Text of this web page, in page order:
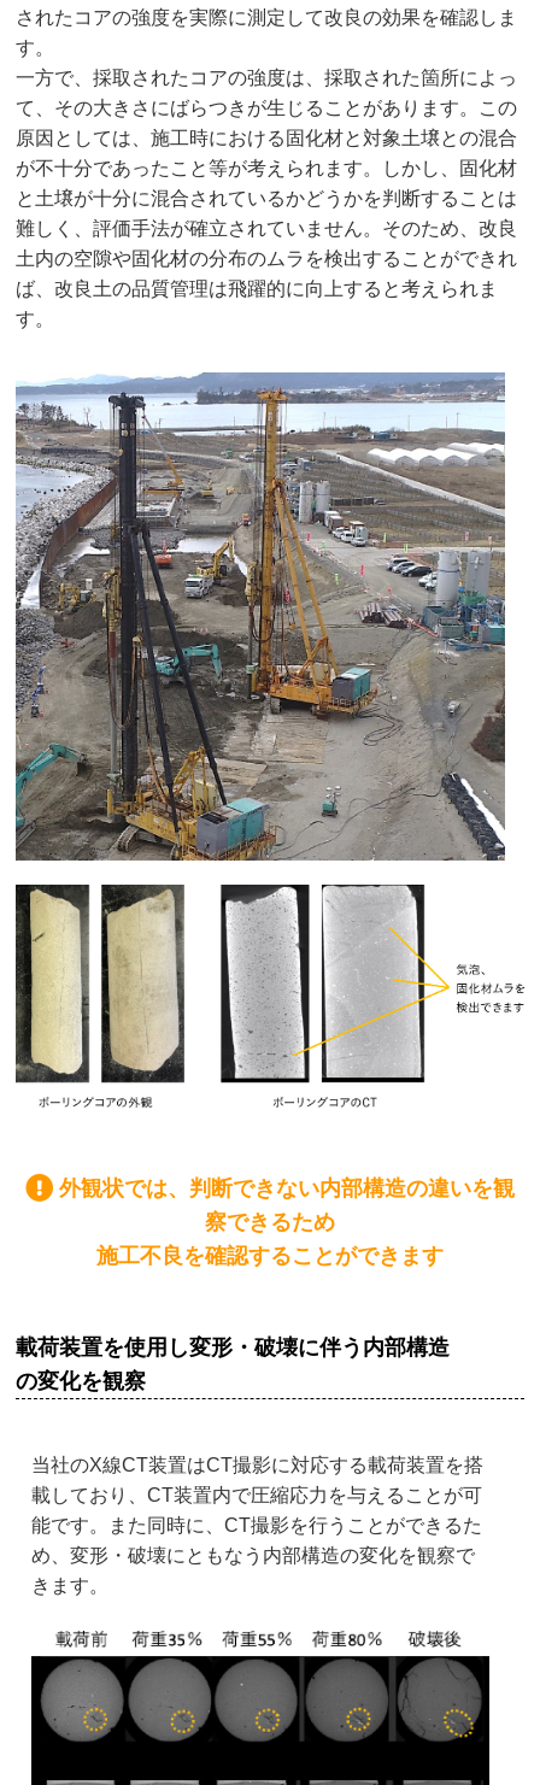
されたコアの強度を実際に測定して改良の効果を確認しま
す。
一方で、採取されたコアの強度は、採取された箇所によっ
て、その大きさにばらつきが生じることがあります。この
原因としては、施工時における固化材と対象土壌との混合
が不十分であったこと等が考えられます。しかし、固化材
と土壌が十分に混合されているかどうかを判断することは
難しく、評価手法が確立されていません。そのため、改良
土内の空隙や固化材の分布のムラを検出することができれ
ば、改良土の品質管理は飛躍的に向上すると考えられま
す。
外観状では、判断できない内部構造の違いを観
察できるため
施工不良を確認することができます
載荷装置を使用し変形・破壊に伴う内部構造
の変化を観察
当社のX線CT装置はCT撮影に対応する載荷装置を搭
載しており、CT装置内で圧縮応力を与えることが可
能です。また同時に、CT撮影を行うことができるた
め、変形・破壊にともなう内部構造の変化を観察で
きます。